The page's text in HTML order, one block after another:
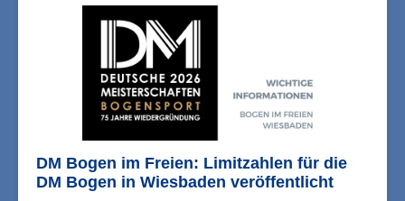
DM Bogen im Freien: Limitzahlen für die
DM Bogen in Wiesbaden veröffentlicht